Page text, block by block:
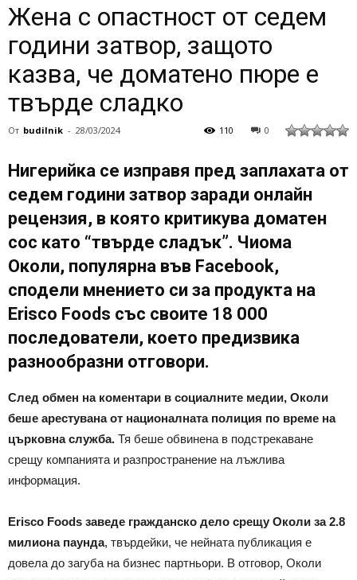
Жена с опастност от седем
години затвор, защото
казва, че доматено пюре е
твърде сладко
От budilnik - 28/03/2024 0
110
Нигерийка се изправя пред заплахата от
седем години затвор заради онлайн
рецензия, в която критикува доматен
сос като “твърде сладък”. Чиома
Околи, популярна във Facebook,
сподели мнението си за продукта на
Erisco Foods със своите 18 000
последователи, което предизвика
разнообразни отговори.
След обмен на коментари в социалните медии, Околи
беше арестувана от националната полиция по време на
църковна служба. Тя беше обвинена в подстрекаване
срещу компанията и разпространение на лъжлива
информация.
Erisco Foods заведе гражданско дело срещу Околи за 2.8
милиона паунда, твърдейки, че нейната публикация е
довела до загуба на бизнес партньори. В отговор, Околи